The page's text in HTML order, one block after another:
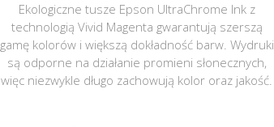
Ekologiczne tusze Epson UltraChrome Ink z
technologią Vivid Magenta gwarantują szerszą
gamę kolorów i większą dokładność barw. Wydruki
są odporne na działanie promieni słonecznych,
więc niezwykle długo zachowują kolor oraz jakość.